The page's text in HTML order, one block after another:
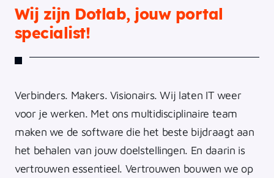
Wij zijn Dotlab, jouw portal
specialist!
Verbinders. Makers. Visionairs. Wij laten IT weer
voor je werken. Met ons multidisciplinaire team
maken we de software die het beste bijdraagt aan
het behalen van jouw doelstellingen. En daarin is
vertrouwen essentieel. Vertrouwen bouwen we op